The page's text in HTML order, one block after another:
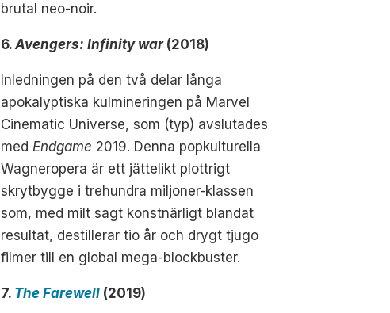
brutal neo-noir.
6.Avengers: Infinity war (2018)
Inledningen på den två delar långa
apokalyptiska kulmineringen på Marvel
Cinematic Universe, som (typ) avslutades
medEndgame 2019. Denna popkulturella
Wagneropera är ett jättelikt plottrigt
skrytbygge i trehundra miljoner-klassen
som, med milt sagt konstnärligt blandat
resultat, destillerar tio år och drygt tjugo
filmer till en global mega-blockbuster.
7. The Farewell (2019)